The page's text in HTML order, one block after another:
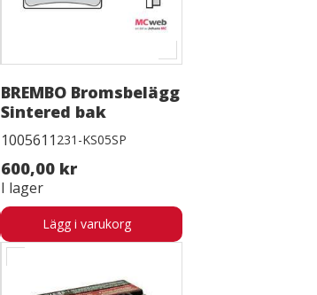
BREMBO Bromsbelägg
Sintered bak
1005611 231-KS05SP
600,00 kr
I lager
Lägg i varukorg